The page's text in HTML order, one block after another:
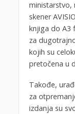
ministarstvo,
skener
knjiga do A3
za
kojih su
pretočena u
Takođe,
za
izdanja su